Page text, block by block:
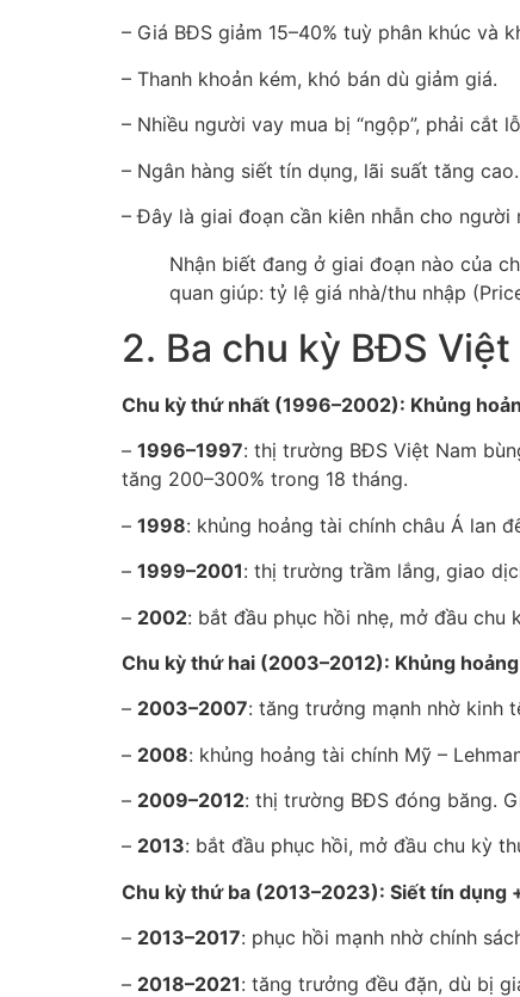
– Giá BĐS giảm 15–40% tuỳ phân khúc và
– Thanh khoản kém, khó bán dù giảm giá.
– Nhiều người vay mua bị “ngộp”, phải cắt
– Ngân hàng siết tín dụng, lãi suất tăng cao.
– Đây là giai đoạn cần kiên nhẫn cho
Nhận biết đang ở giai đoạn nào của
quan giúp: tỷ lệ giá nhà/thu nhập
2. Ba chu kỳ BĐS
Chu kỳ thứ nhất (1996–2002): Khủng
– 1996–1997: thị trường BĐS Việt Nam
tăng 200–300% trong 18 tháng.
– 1998: khủng hoảng tài chính châu Á lan
– 1999–2001: thị trường trầm lắng, giao
– 2002: bắt đầu phục hồi nhẹ, mở đầu chu
Chu kỳ thứ hai (2003–2012): Khủng
– 2003–2007: tăng trưởng mạnh nhờ kinh
– 2008: khủng hoảng tài chính Mỹ –
– 2009–2012: thị trường BĐS đóng băng.
– 2013: bắt đầu phục hồi, mở đầu chu kỳ
Chu kỳ thứ ba (2013–2023): Siết tín dụng
– 2013–2017: phục hồi mạnh nhờ chính
– 2018–2021: tăng trưởng đều đặn, dù bị